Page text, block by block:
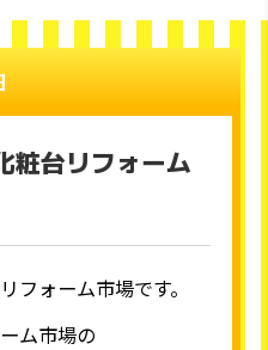
粧台リフォーム
フォーム市場です。
ム市場の